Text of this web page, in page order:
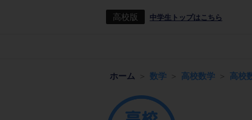
高校版 中学生トップはこちら
ホーム 数学 高校数学 高校